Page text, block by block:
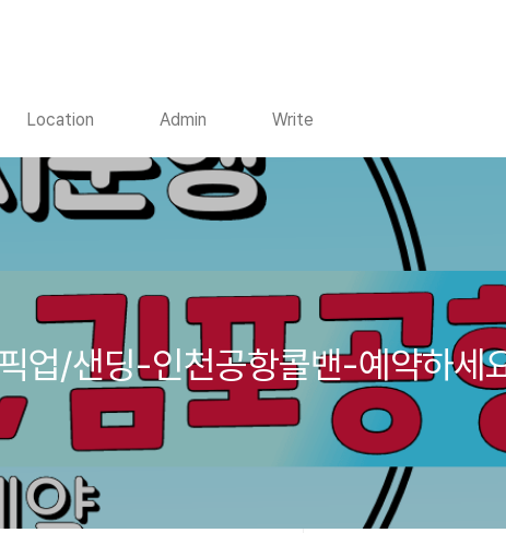
Location Admin Write
/샌딩-인천공항콜밴-예약하세